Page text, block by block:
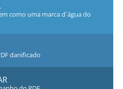
como uma marca d`água do
danificado